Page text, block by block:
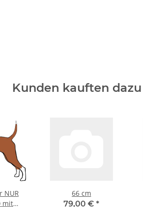
Kunden kauften
NUR
mit
66 cm
79,00 € *